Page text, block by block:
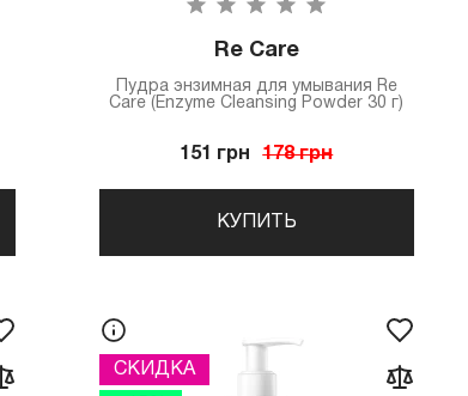
Re Care
Пудра энзимная для умывания Re
Care (Enzyme Cleansing Powder 30 г)
151 грн 178 грн
КУПИТЬ
СКИДКА